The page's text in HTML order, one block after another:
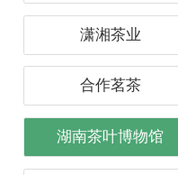
潇湘茶业
合作茗茶
湖南茶叶博物馆